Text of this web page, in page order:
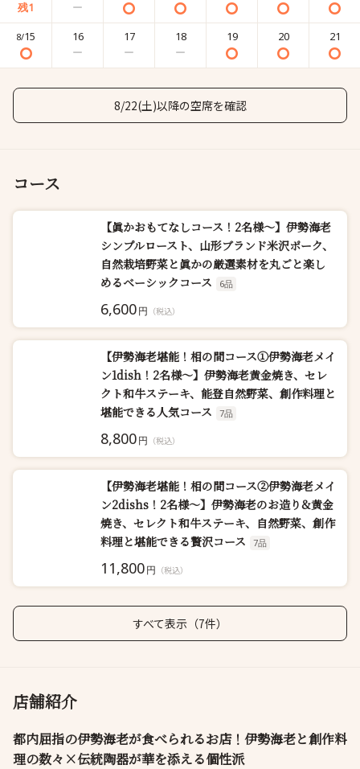
8/15 16 17 18 19 20 21
8/22(土)以降の空席を確認
コース
【眞かおもてなしコース！2名様～】伊勢海老
シンプルロースト、山形ブランド米沢ポーク、
自然栽培野菜と眞かの厳選素材を丸ごと楽し
めるベーシックコース
6品
6,600円 （税込）
【伊勢海老堪能！相の間コース①伊勢海老メイ
ン1dish！2名様～】伊勢海老黄金焼き、セレ
クト和牛ステーキ、能登自然野菜、創作料理と
堪能できる人気コース
7品
8,800円 （税込）
【伊勢海老堪能！相の間コース②伊勢海老メイ
ン2dishs！2名様～】伊勢海老のお造り&黄金
焼き、セレクト和牛ステーキ、自然野菜、創作
料理と堪能できる贅沢コース
7品
11,800円 （税込）
すべて表示（7件）
店舗紹介
都内屈指の伊勢海老が食べられるお店！伊勢海老と創作料
理の数々×伝統陶器が華を添える個性派